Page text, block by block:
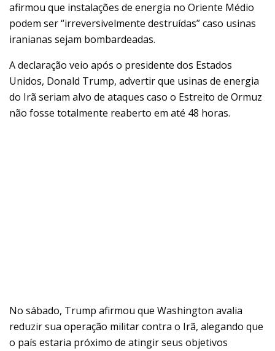
afirmou que instalações de energia no Oriente Médio
podem ser “irreversivelmente destruídas” caso usinas
iranianas sejam bombardeadas.
A declaração veio após o presidente dos Estados
Unidos, Donald Trump, advertir que usinas de energia
do Irã seriam alvo de ataques caso o Estreito de Ormuz
não fosse totalmente reaberto em até 48 horas.
No sábado, Trump afirmou que Washington avalia
reduzir sua operação militar contra o Irã, alegando que
o país estaria próximo de atingir seus objetivos